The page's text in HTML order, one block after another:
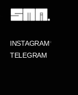
TELEGRAM
INSTAGRAM*